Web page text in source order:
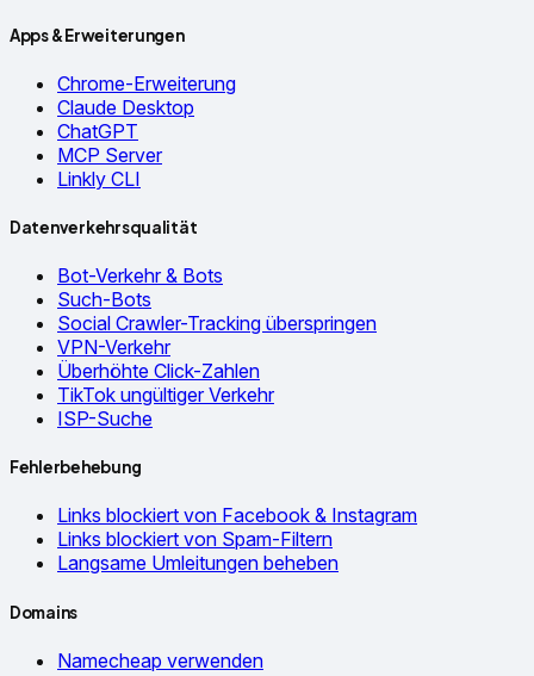
Apps & Erweiterungen
Chrome-Erweiterung
Claude Desktop
ChatGPT
MCP Server
Linkly CLI
Datenverkehrsqualität
Bot-Verkehr & Bots
Such-Bots
Social Crawler-Tracking überspringen
VPN-Verkehr
Überhöhte Click-Zahlen
TikTok ungültiger Verkehr
ISP-Suche
Fehlerbehebung
Links blockiert von Facebook & Instagram
Links blockiert von Spam-Filtern
Langsame Umleitungen beheben
Domains
Namecheap verwenden